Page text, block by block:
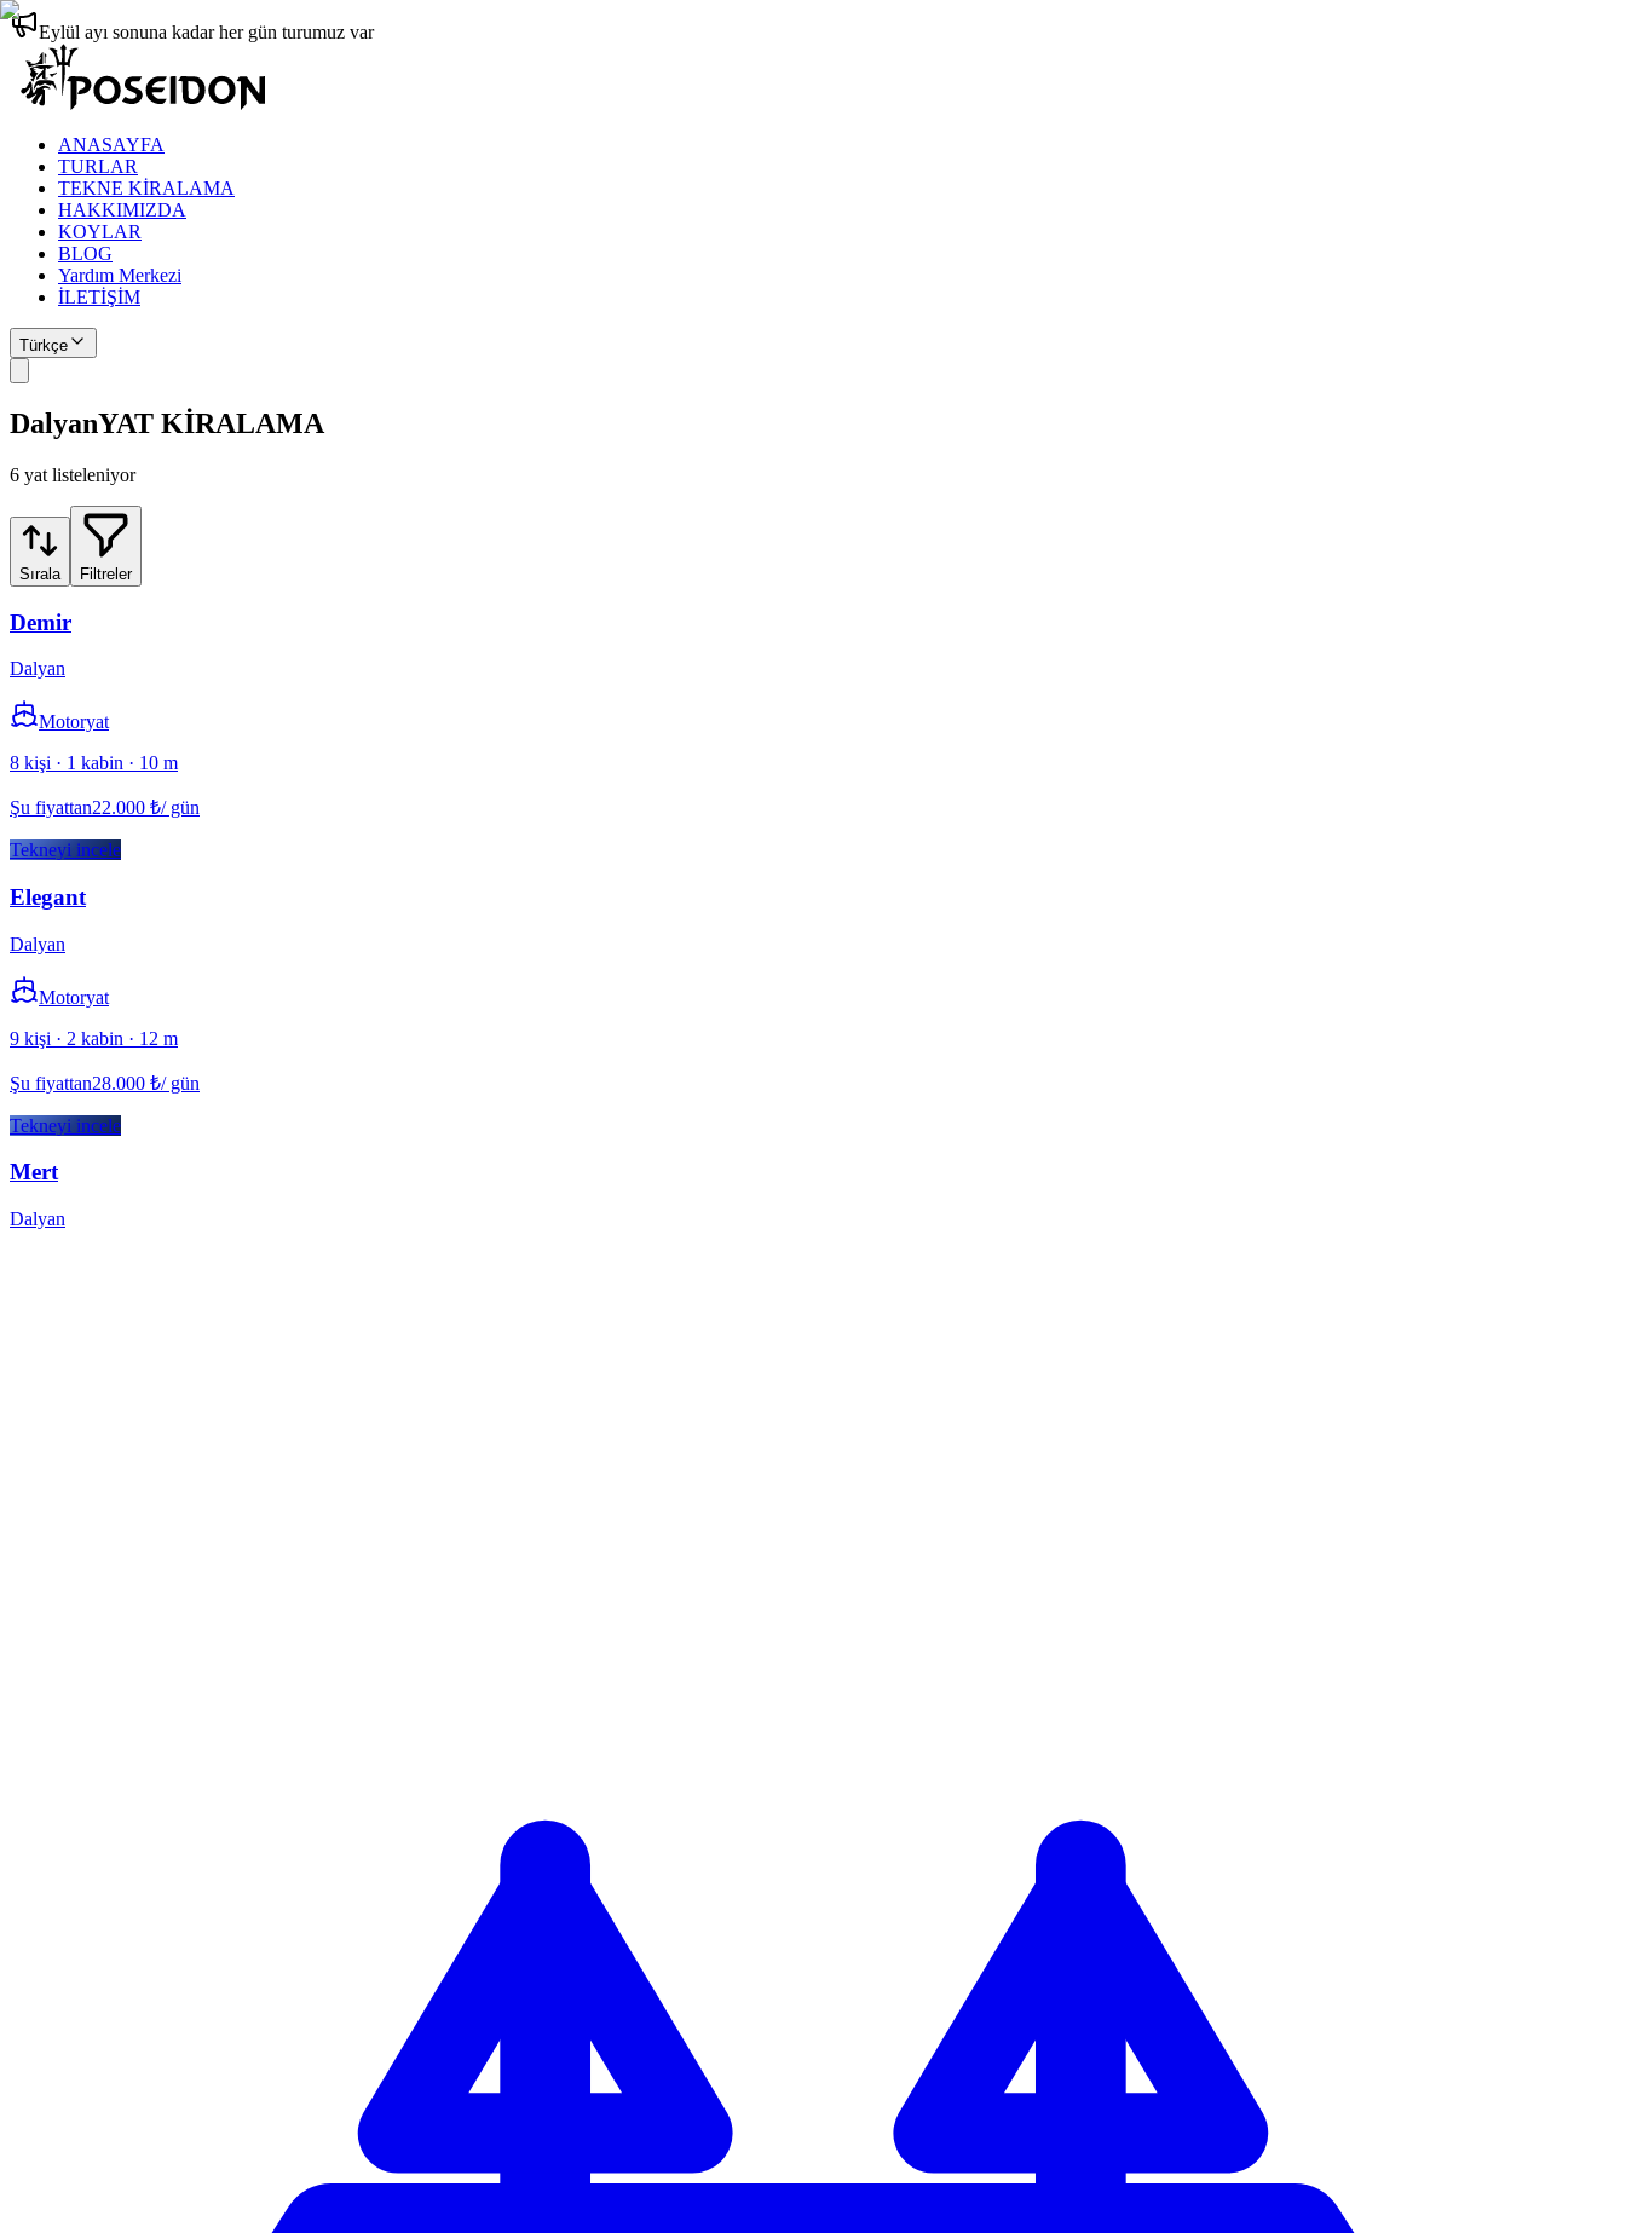
Eylül ayı sonuna kadar her gün turumuz var
ANASAYFA
TURLAR
TEKNE KİRALAMA
HAKKIMIZDA
KOYLAR
BLOG
Yardım Merkezi
İLETİŞİM
Türkçe
DalyanYAT KİRALAMA
6 yat listeleniyor
Sırala Filtreler
Demir
Dalyan
Motoryat
8 kişi · 1 kabin · 10 m
Şu fiyattan22.000 ₺/ gün
Tekneyi incele
Elegant
Dalyan
Motoryat
9 kişi · 2 kabin · 12 m
Şu fiyattan28.000 ₺/ gün
Tekneyi incele
Mert
Dalyan